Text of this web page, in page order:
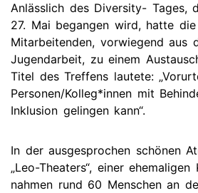
Anlässlich des Diversity- Tages,
27. Mai begangen wird, hatte die
Mitarbeitenden, vorwiegend aus
Jugendarbeit, zu einem
Titel des Treffens lautete:
Personen/Kolleg*innen mit
Inklusion gelingen kann“.
In der ausgesprochen schönen
„Leo-Theaters“, einer
nahmen rund 60 Menschen an